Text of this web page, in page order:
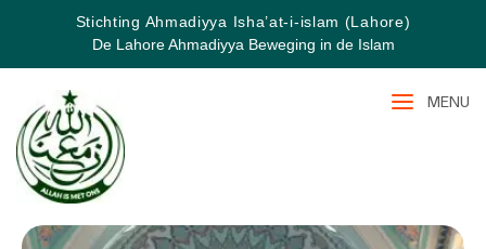
Stichting Ahmadiyya Isha’at-i-islam (Lahore)
De Lahore Ahmadiyya Beweging in de Islam
MENU